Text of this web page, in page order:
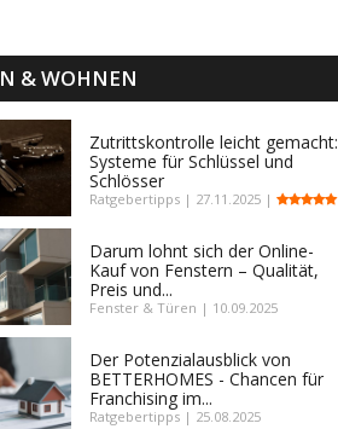
& WOHNEN
Zutrittskontrolle leicht gemacht:
Systeme für Schlüssel und
Schlösser
Ratgebertipps | 27.11.2025 |
Darum lohnt sich der Online-
Kauf von Fenstern – Qualität,
Preis und...
Fenster & Türen | 10.09.2025
Der Potenzialausblick von
BETTERHOMES - Chancen für
Franchising im...
Ratgebertipps | 25.08.2025